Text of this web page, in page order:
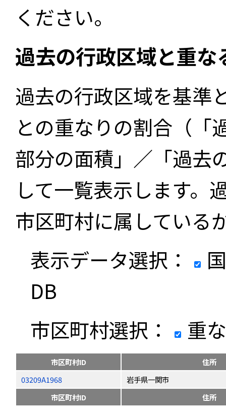
ください。
過去の行政区域と重
過去の行政区域を基準
との重なりの割合（「
部分の面積」／「過去
して一覧表示します。
市区町村に属している
表示データ選択：
DB
市区町村選択：
重
市区町村ID
住所
03209A1968
岩手県一関市
市区町村ID
住所